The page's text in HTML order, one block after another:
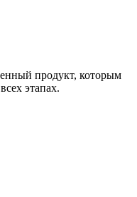
продукт, которым
этапах.